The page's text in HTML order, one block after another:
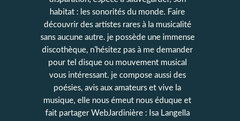
habitat : les sonorités du monde. Faire
découvrir des artistes rares à la musicalité
sans aucune autre. je possède une immense
discothèque, n'hésitez pas à me demander
pour tel disque ou mouvement musical
vous intéressant. je compose aussi des
poésies, avis aux amateurs et vive la
musique, elle nous émeut nous éduque et
fait partager WebJardinière : Isa Langella